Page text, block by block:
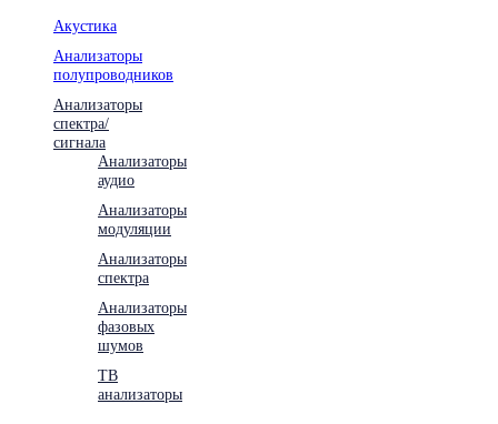
Акустика
Анализаторы
полупроводников
Анализаторы
спектра/
сигнала
Анализаторы
аудио
Анализаторы
модуляции
Анализаторы
спектра
Анализаторы
фазовых
шумов
ТВ
анализаторы